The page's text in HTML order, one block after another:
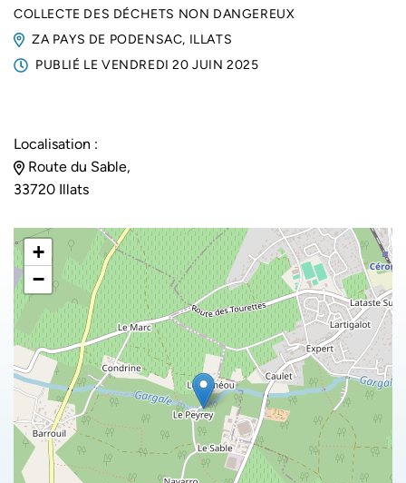
COLLECTE DES DÉCHETS NON DANGEREUX
ZA PAYS DE PODENSAC, ILLATS
PUBLIÉ LE VENDREDI 20 JUIN 2025
Localisation :
Route du Sable,
33720 Illats
+
−